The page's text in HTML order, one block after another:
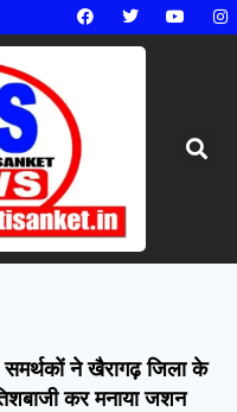
ने खैरागढ़ जिला के
कर मनाया जशन